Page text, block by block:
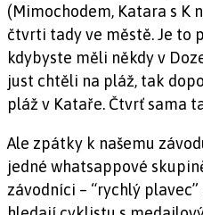
(Mimochodem, Katara s K
čtvrti tady ve městě. Je to
kdybyste měli někdy v
just chtěli na pláž, tak
pláž v Kataře. Čtvrť sama
Ale zpátky k našemu
jedné whatsappové
závodníci – “rychlý